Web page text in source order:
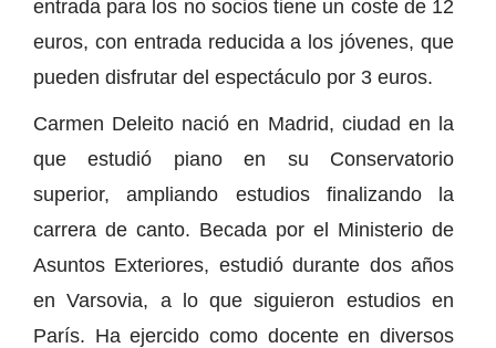
entrada para los no socios tiene un coste de 12
euros, con entrada reducida a los jóvenes, que
pueden disfrutar del espectáculo por 3 euros.
Carmen Deleito nació en Madrid, ciudad en la
que estudió piano en su Conservatorio
superior, ampliando estudios finalizando la
carrera de canto. Becada por el Ministerio de
Asuntos Exteriores, estudió durante dos años
en Varsovia, a lo que siguieron estudios en
París. Ha ejercido como docente en diversos